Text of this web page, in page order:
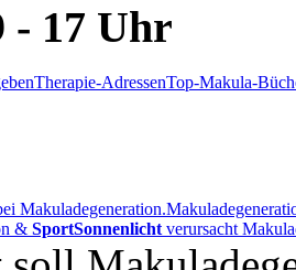
- 17 Uhr
Therapie-AdressenTop-Makula-
Makuladegeneration.
& SportSonnenlicht verursacht